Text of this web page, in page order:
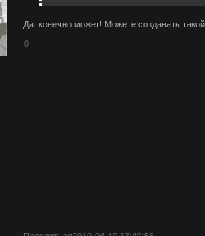
Да, конечно может! Можете создавать
0